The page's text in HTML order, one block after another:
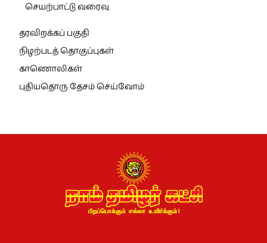
செயற்பாட்டு வரைவு
தரவிறக்கப் பகுதி
நிழற்படத் தொகுப்புகள்
காணொலிகள்
புதியதொரு தேசம் செய்வோம்